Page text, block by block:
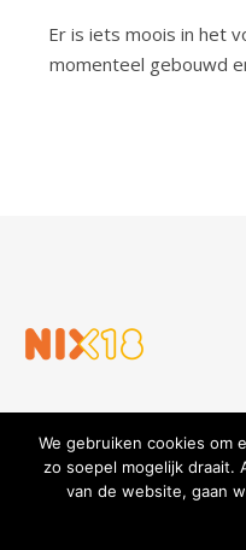
Er is iets moois in het
momenteel gebouwd
Slijterij en
We gebruiken cookies om
zo soepel mogelijk draait.
van de website, gaan